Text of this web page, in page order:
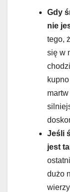
Gdy
nie
tego,
się w
Jeśli
jest
dużo